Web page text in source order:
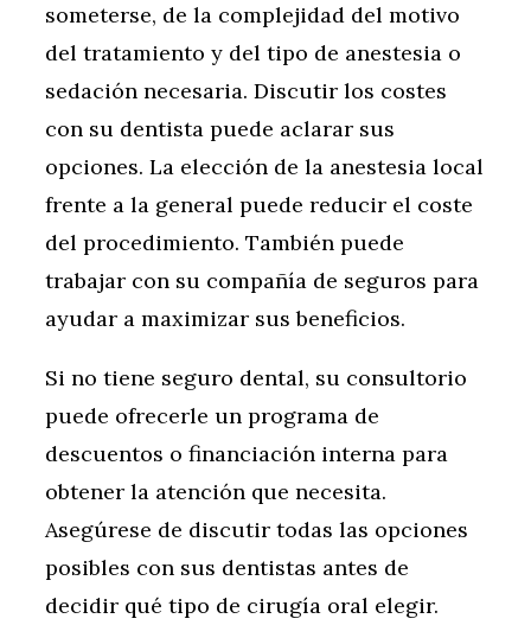
someterse, de la complejidad del motivo
del tratamiento y del tipo de anestesia o
sedación necesaria. Discutir los costes
con su dentista puede aclarar sus
opciones. La elección de la anestesia local
frente a la general puede reducir el coste
del procedimiento. También puede
trabajar con su compañía de seguros para
ayudar a maximizar sus beneficios.
Si no tiene seguro dental, su consultorio
puede ofrecerle un programa de
descuentos o financiación interna para
obtener la atención que necesita.
Asegúrese de discutir todas las opciones
posibles con sus dentistas antes de
decidir qué tipo de cirugía oral elegir.